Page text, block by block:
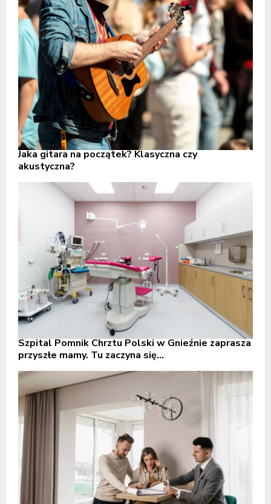
Jaka gitara na początek? Klasyczna czy
akustyczna?
Szpital Pomnik Chrztu Polski w Gnieźnie zaprasza
przyszłe mamy. Tu zaczyna się...